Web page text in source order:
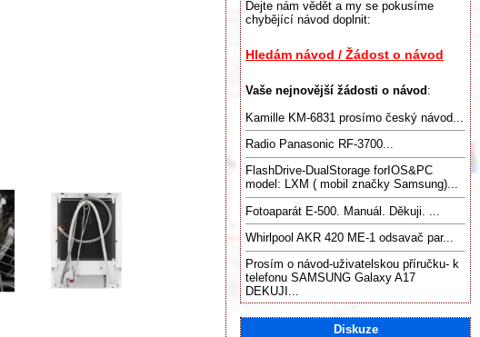
Dejte nám vědět a my se pokusíme
chybějící návod doplnit:
Hledám návod / Žádost o návod
Vaše nejnovější žádosti o návod :
Kamille KM-6831 prosímo český návod...
Radio Panasonic RF-3700...
FlashDrive-DualStorage forIOS&PC
model: LXM ( mobil značky Samsung)...
Fotoaparát E-500. Manuál. Děkuji. ...
Whirlpool AKR 420 ME-1 odsavač par...
Prosím o návod-uživatelskou příručku- k
telefonu SAMSUNG Galaxy A17
DEKUJI...
Diskuze